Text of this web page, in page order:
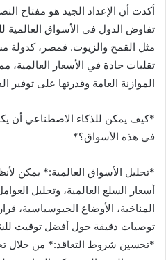
أكدت أن الإعداد الجيد هو مفتاح
تفاوض الدول في الأسواق العالمية
مثل القمح والزيوت. فمصر، كدولة
تقلبات حادة في الأسعار العالمية،
الموازنة العامة وقدرتها على توفير
*كيف يمكن للذكاء الاصطناعي أن
في هذه الأسواق؟*
*تحليل الأسواق العالمية:* يمكن
أسعار السلع العالمية، وتحليل
المناخية، الأوضاع الجيوسياسية،
توصيات دقيقة حول أفضل توقيت
*تحسين شروط التعاقد:* من خلال